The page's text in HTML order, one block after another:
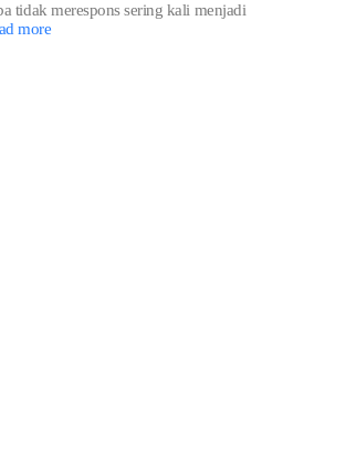
tidak merespons sering kali menjadi
more